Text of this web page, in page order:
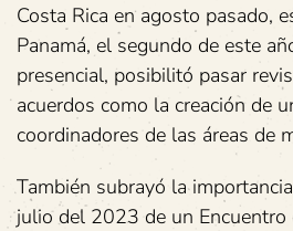
Costa Rica en agosto pasado,
Panamá, el segundo de este
presencial, posibilitó pasar
acuerdos como la creación de
coordinadores de las áreas de
También subrayó la
julio del 2023 de un Encuentro